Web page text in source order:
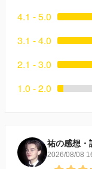
4.1 - 5.0
3.1 - 4.0
2.1 - 3.0
1.0 - 2.0
祐の感想・
2026/08/08